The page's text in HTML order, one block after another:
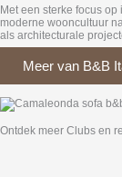
Met een sterke focus
moderne wooncultuur
als architecturale
Meer van B&B
Ontdek meer Clubs en